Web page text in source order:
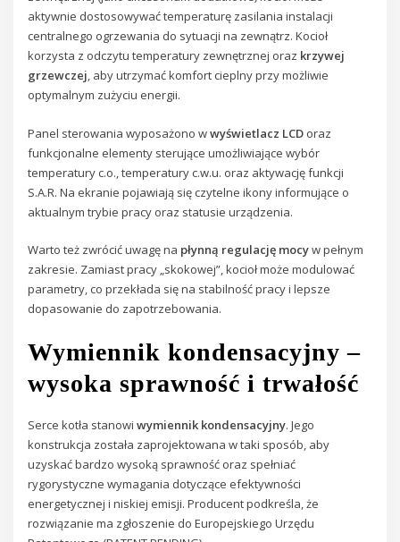
aktywnie dostosowywać temperaturę zasilania instalacji
centralnego ogrzewania do sytuacji na zewnątrz. Kocioł
korzysta z odczytu temperatury zewnętrznej oraz krzywej
grzewczej, aby utrzymać komfort cieplny przy możliwie
optymalnym zużyciu energii.
Panel sterowania wyposażono wwyświetlacz LCD oraz
funkcjonalne elementy sterujące umożliwiające wybór
temperatury c.o., temperatury c.w.u. oraz aktywację funkcji
S.A.R. Na ekranie pojawiają się czytelne ikony informujące o
aktualnym trybie pracy oraz statusie urządzenia.
Warto też zwrócić uwagę na płynną regulację mocyw pełnym
zakresie. Zamiast pracy „skokowej”, kocioł może modulować
parametry, co przekłada się na stabilność pracy i lepsze
dopasowanie do zapotrzebowania.
Wymiennik kondensacyjny –
wysoka sprawność i trwałość
Serce kotła stanowiwymiennik kondensacyjny. Jego
konstrukcja została zaprojektowana w taki sposób, aby
uzyskać bardzo wysoką sprawność oraz spełniać
rygorystyczne wymagania dotyczące efektywności
energetycznej i niskiej emisji. Producent podkreśla, że
rozwiązanie ma zgłoszenie do Europejskiego Urzędu